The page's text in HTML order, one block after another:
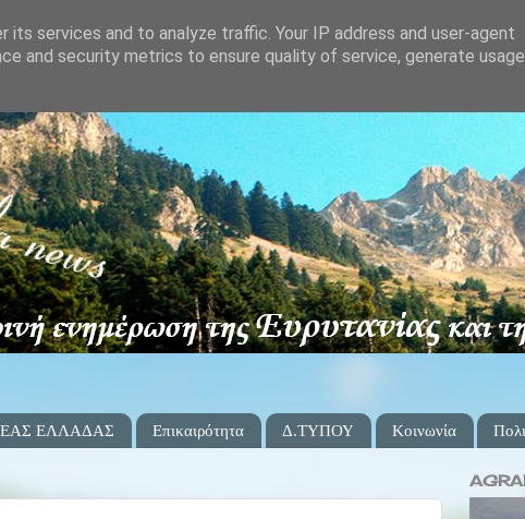
ΕΛΛΑΔΑΣ Επικαιρότητα Δ.ΤΥΠΟΥ Κοινωνία
services and to analyze traffic. Your IP address and user-agent
and security metrics to ensure quality of service, generate usage